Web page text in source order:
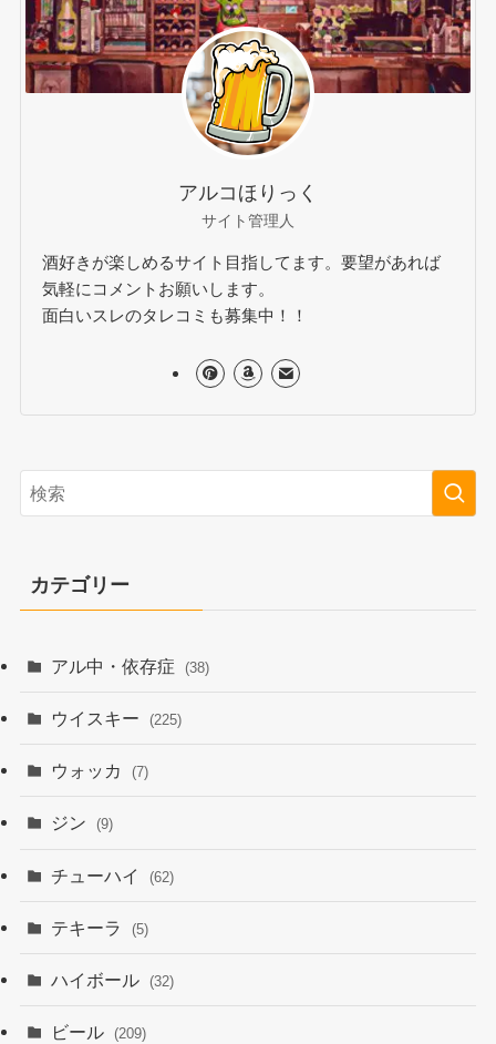
アルコほりっく
サイト管理人
酒好きが楽しめるサイト目指してます。要望があれば
気軽にコメントお願いします。
面白いスレのタレコミも募集中！！
カテゴリー
アル中・依存症 (38)
ウイスキー (225)
ウォッカ (7)
ジン (9)
チューハイ (62)
テキーラ (5)
ハイボール (32)
ビール (209)